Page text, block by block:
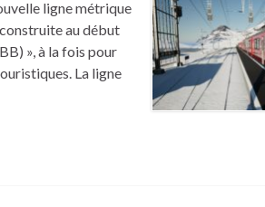
ligne métrique
au début
», à la fois pour
La ligne